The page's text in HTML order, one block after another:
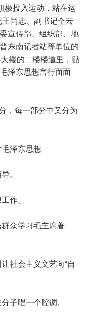
极投入运动，站在运
尚志、副书记仝云
宣传部、组织部、地
东南记者站等单位的
楼的二楼楼道里，贴
泽东思想言行面面
每一部分中又分为
泽东思想
。
作。
众学习毛主席著
社会主义文艺向“自
子唱一个腔调。